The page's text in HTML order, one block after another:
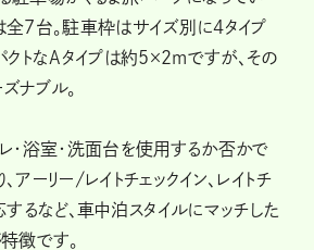
7台。駐車枠はサイズ別に4タイプ
クトなAタイプは約5×2mですが、その
ナブル。
・浴室・洗面台を使用するか否かで
アーリー/レイトチェックイン、レイトチ
するなど、車中泊スタイルにマッチした
徴です。